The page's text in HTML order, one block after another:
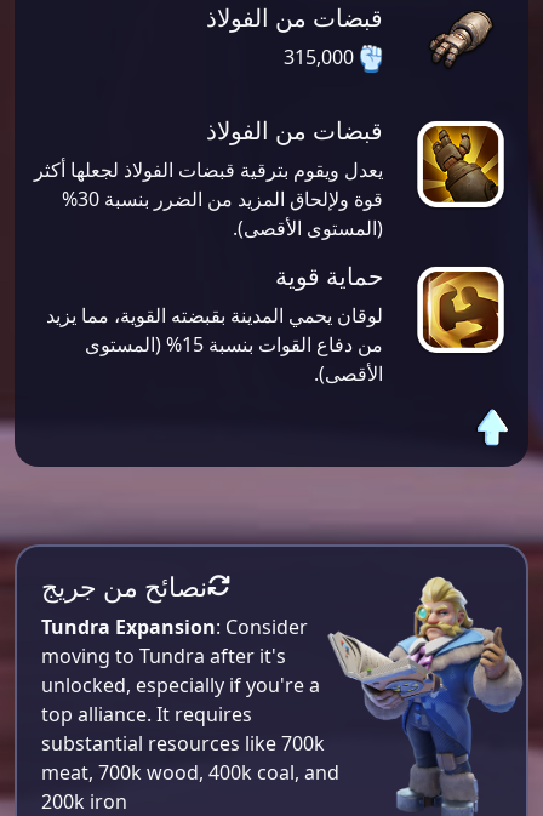
قبضات من الفولاذ
قبضات من الفولاذ
يعدل ويقوم بترقية قبضات الفولاذ لجعلها أكثر
قوة ولإلحاق المزيد من الضرر بنسبة 30%
(المستوى الأقصى).
حماية قوية
لوقان يحمي المدينة بقبضته القوية، مما يزيد
من دفاع القوات بنسبة 15% (المستوى
الأقصى).
نصائح من جريج
Tundra Expansion: Consider
moving to Tundra after it's
unlocked, especially if you're a
top alliance. It requires
substantial resources like 700k
meat, 700k wood, 400k coal, and
200k iron​